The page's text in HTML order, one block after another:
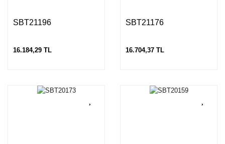
SBT21196
16.184,29 TL
SBT21176
16.704,37 TL